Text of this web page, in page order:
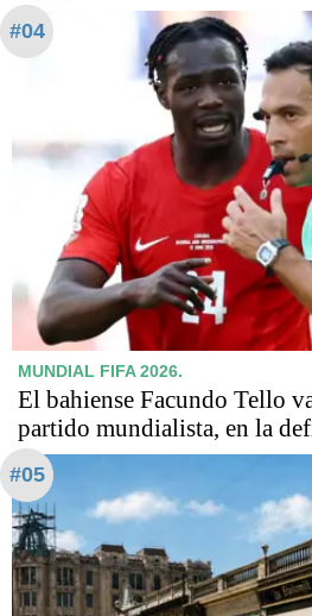
#04
MUNDIAL FIFA 2026.
El bahiense Facundo Tello
partido mundialista, en la
#05